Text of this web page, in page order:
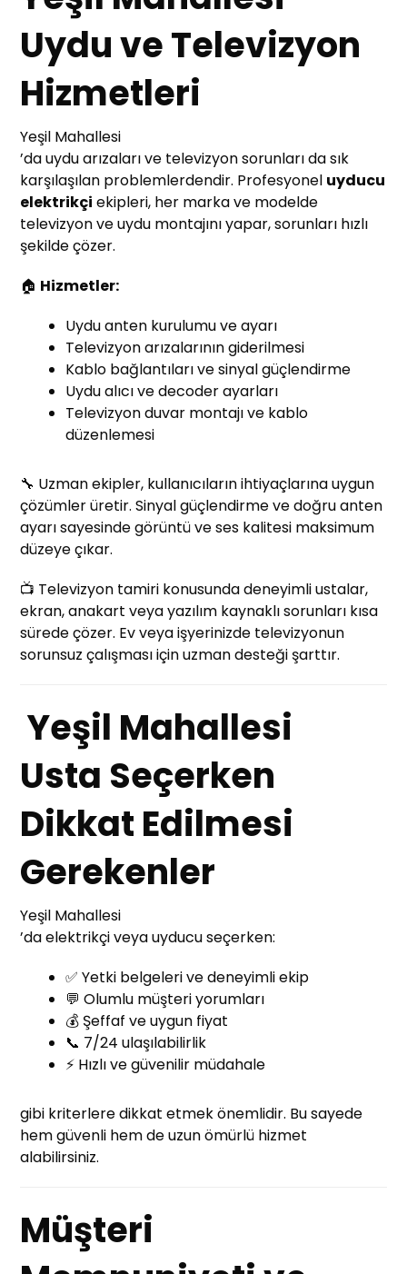
Uydu ve Televizyon
Hizmetleri
Yeşil Mahallesi
’da uydu arızaları ve televizyon sorunları da sık
karşılaşılan problemlerdendir. Profesyonel uyducu
elektrikçi ekipleri, her marka ve modelde
televizyon ve uydu montajını yapar, sorunları hızlı
şekilde çözer.
🏠 Hizmetler:
Uydu anten kurulumu ve ayarı
Televizyon arızalarının giderilmesi
Kablo bağlantıları ve sinyal güçlendirme
Uydu alıcı ve decoder ayarları
Televizyon duvar montajı ve kablo
düzenlemesi
🔧 Uzman ekipler, kullanıcıların ihtiyaçlarına uygun
çözümler üretir. Sinyal güçlendirme ve doğru anten
ayarı sayesinde görüntü ve ses kalitesi maksimum
düzeye çıkar.
📺 Televizyon tamiri konusunda deneyimli ustalar,
ekran, anakart veya yazılım kaynaklı sorunları kısa
sürede çözer. Ev veya işyerinizde televizyonun
sorunsuz çalışması için uzman desteği şarttır.
Yeşil Mahallesi
Usta Seçerken
Dikkat Edilmesi
Gerekenler
Yeşil Mahallesi
’da elektrikçi veya uyducu seçerken:
✅ Yetki belgeleri ve deneyimli ekip
💬 Olumlu müşteri yorumları
💰 Şeffaf ve uygun fiyat
📞 7/24 ulaşılabilirlik
⚡ Hızlı ve güvenilir müdahale
gibi kriterlere dikkat etmek önemlidir. Bu sayede
hem güvenli hem de uzun ömürlü hizmet
alabilirsiniz.
Müşteri